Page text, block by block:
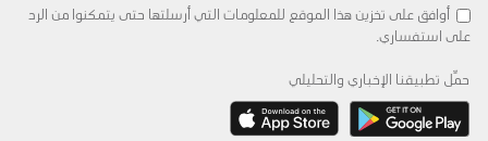
أوافق على تخزين هذا الموقع للمعلومات التي أرسلتها حتى يتمكنوا من الرد
على استفساري.
حمِّل تطبيقنا الإخباري والتحليلي